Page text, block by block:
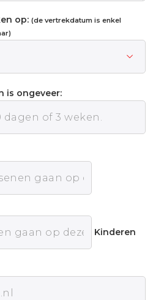
op: (de vertrekdatum is enkel
is ongeveer:
Kinderen